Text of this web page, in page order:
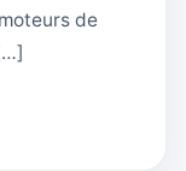
de